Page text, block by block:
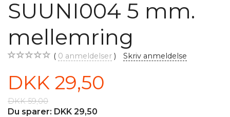
SUUNI004 5 mm.
mellemring
0 anmeldelser Skriv anmeldelse
DKK 29,50
DKK 59,00
Du sparer: DKK 29,50